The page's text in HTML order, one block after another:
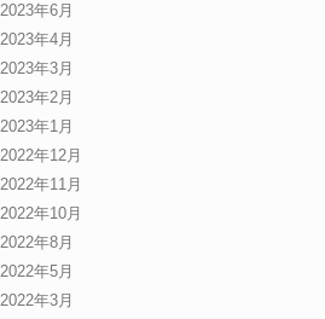
2023年6月
2023年4月
2023年3月
2023年2月
2023年1月
2022年12月
2022年11月
2022年10月
2022年8月
2022年5月
2022年3月